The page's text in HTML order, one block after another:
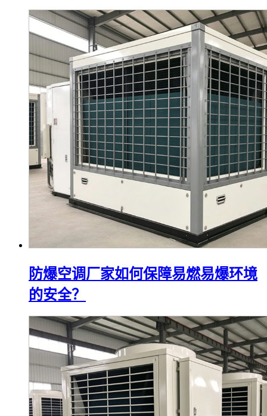
防爆空调厂家如何保障易燃易爆环境
的安全？